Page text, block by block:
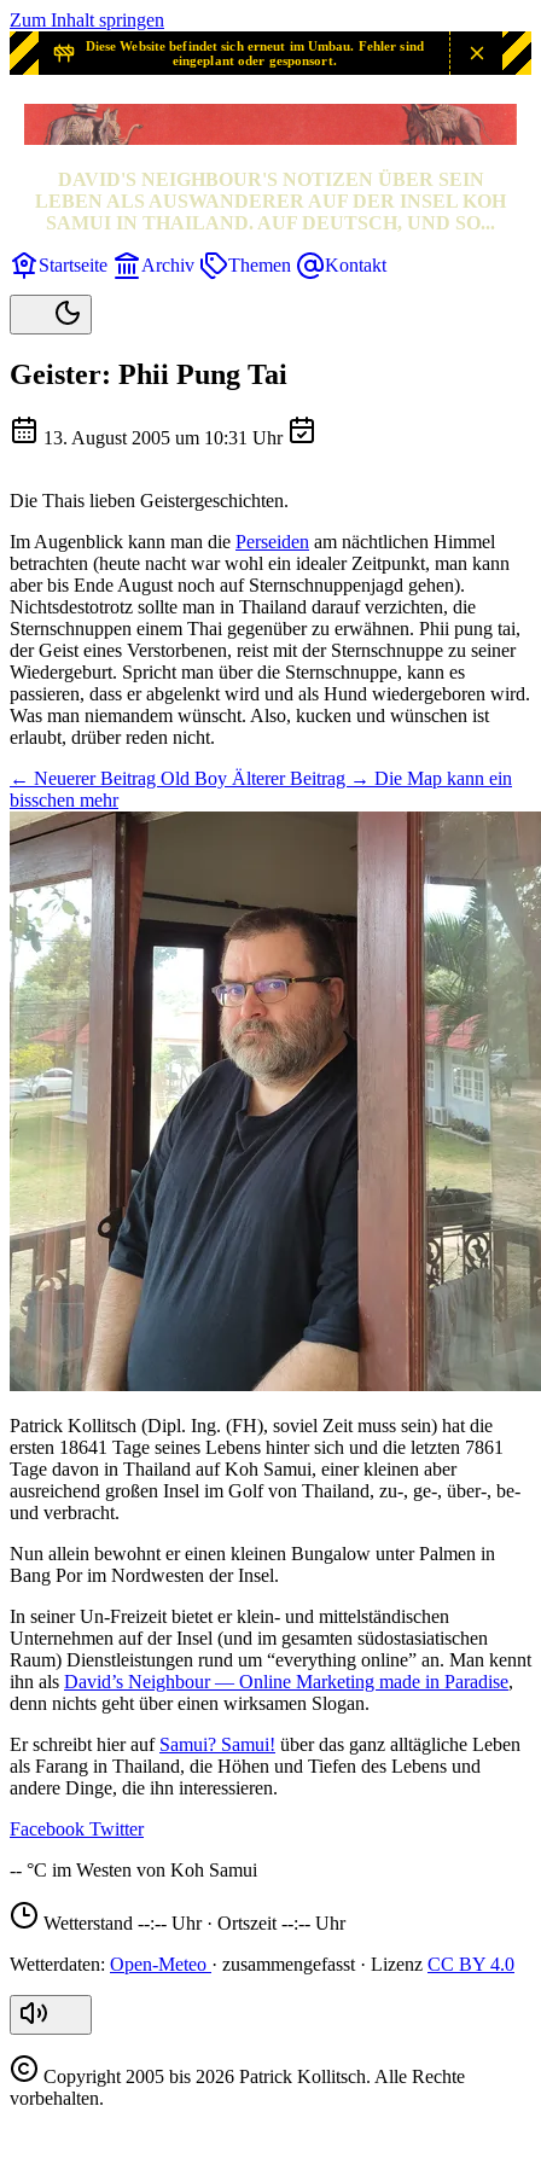
Zum Inhalt springen
Diese Website befindet sich erneut im Umbau. Fehler sind
eingeplant oder gesponsort.
SAMUI? SAMUI!
DAVID'S NEIGHBOUR'S NOTIZEN ÜBER SEIN
LEBEN ALS AUSWANDERER AUF DER INSEL KOH
SAMUI IN THAILAND. AUF DEUTSCH, UND SO...
Startseite Archiv Themen Kontakt
Geister: Phii Pung Tai
13. August 2005 um 10:31 Uhr
Die Thais lieben Geistergeschichten.
Im Augenblick kann man die Perseiden am nächtlichen Himmel
betrachten (heute nacht war wohl ein idealer Zeitpunkt, man kann
aber bis Ende August noch auf Sternschnuppenjagd gehen).
Nichtsdestotrotz sollte man in Thailand darauf verzichten, die
Sternschnuppen einem Thai gegenüber zu erwähnen. Phii pung tai,
der Geist eines Verstorbenen, reist mit der Sternschnuppe zu seiner
Wiedergeburt. Spricht man über die Sternschnuppe, kann es
passieren, dass er abgelenkt wird und als Hund wiedergeboren wird.
Was man niemandem wünscht. Also, kucken und wünschen ist
erlaubt, drüber reden nicht.
← Neuerer Beitrag Old Boy Älterer Beitrag → Die Map kann ein
bisschen mehr
Patrick Kollitsch (Dipl. Ing. (FH), soviel Zeit muss sein) hat die
ersten 18641 Tage seines Lebens hinter sich und die letzten 7861
Tage davon in Thailand auf Koh Samui, einer kleinen aber
ausreichend großen Insel im Golf von Thailand, zu-, ge-, über-, be-
und verbracht.
Nun allein bewohnt er einen kleinen Bungalow unter Palmen in
Bang Por im Nordwesten der Insel.
In seiner Un-Freizeit bietet er klein- und mittelständischen
Unternehmen auf der Insel (und im gesamten südostasiatischen
Raum) Dienstleistungen rund um “everything online” an. Man kennt
ihn als David’s Neighbour — Online Marketing made in Paradise,
denn nichts geht über einen wirksamen Slogan.
Er schreibt hier auf Samui? Samui! über das ganz alltägliche Leben
als Farang in Thailand, die Höhen und Tiefen des Lebens und
andere Dinge, die ihn interessieren.
Facebook Twitter
--
Wetterstand --:-- Uhr · Ortszeit --:-- Uhr
Open-Meteo
CC BY 4.0
Copyright 2005 bis 2026 Patrick Kollitsch. Alle Rechte
vorbehalten.